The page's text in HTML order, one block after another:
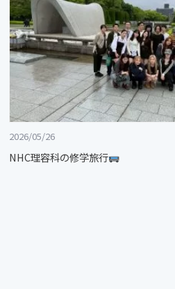
2026/05/26
NHC理容科の修学旅行